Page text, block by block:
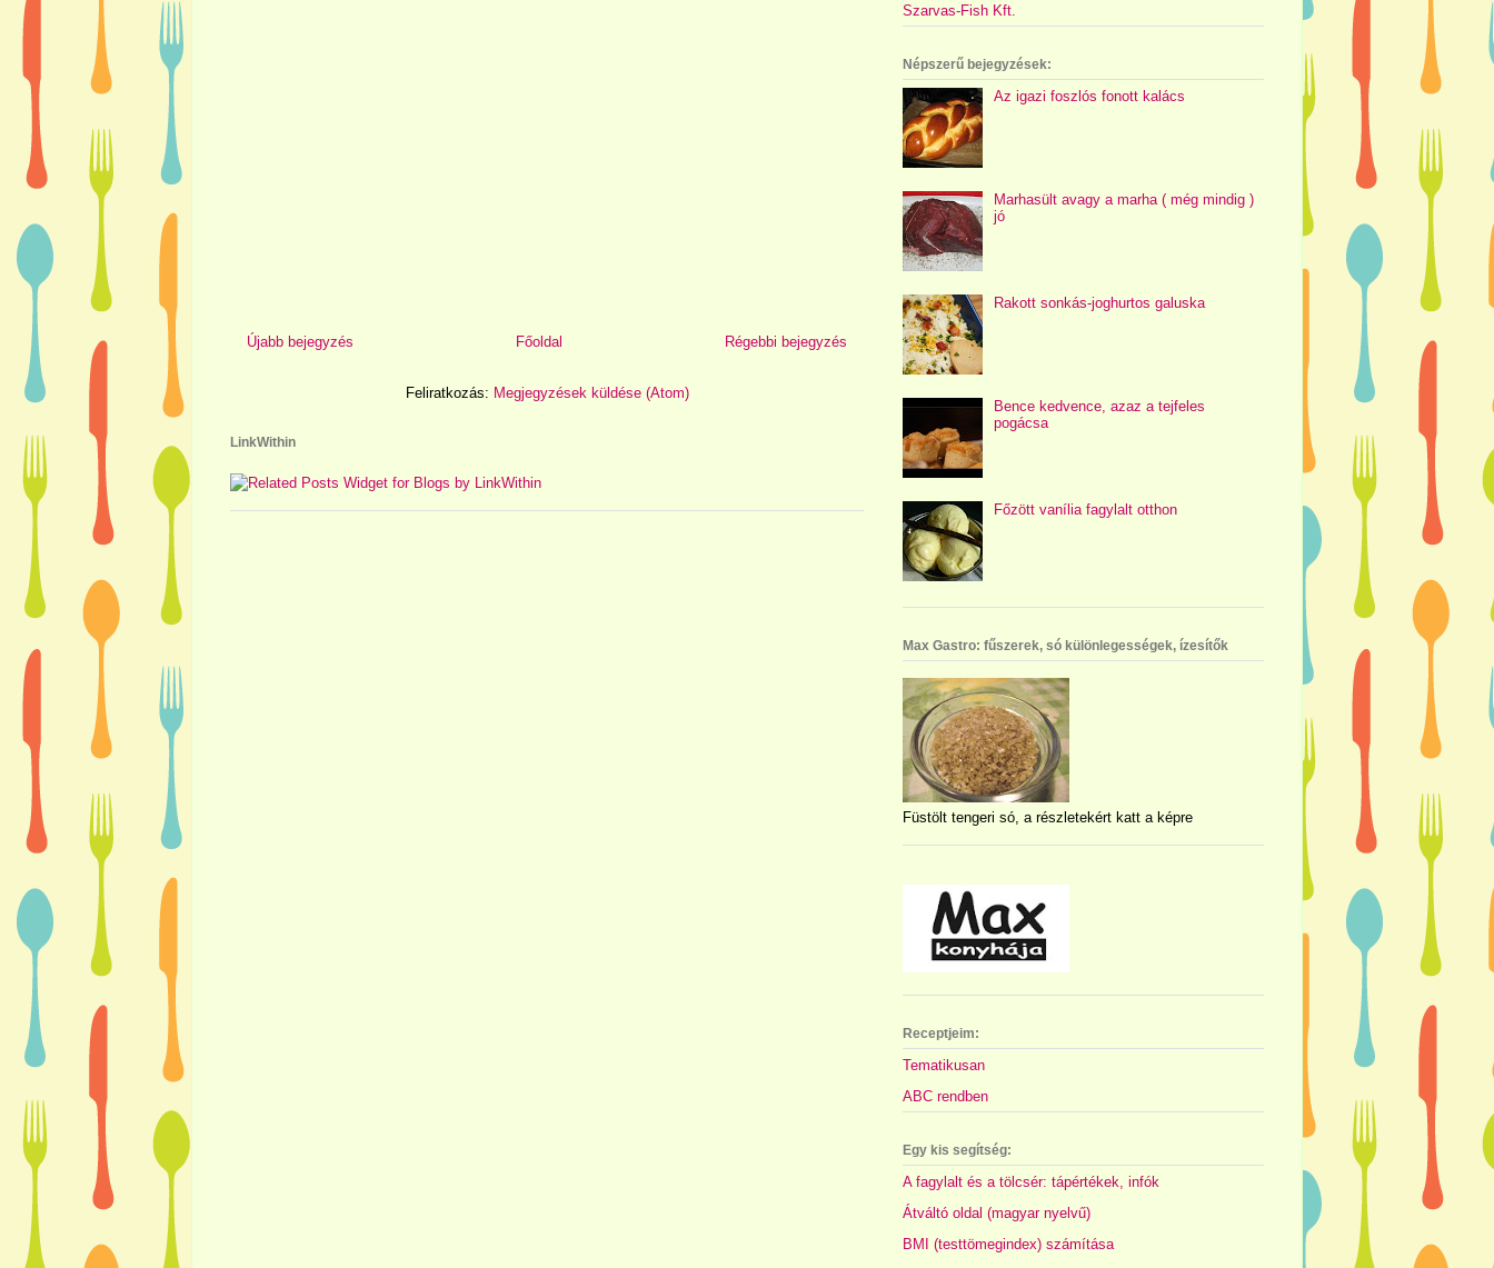
Újabb bejegyzés Régebbi bejegyzés
Főoldal
Feliratkozás: Megjegyzések küldése (Atom)
LinkWithin
Szarvas-Fish Kft.
Népszerű bejegyzések:
Az igazi foszlós fonott kalács
Marhasült avagy a marha ( még mindig )
jó
Rakott sonkás-joghurtos galuska
Bence kedvence, azaz a tejfeles
pogácsa
Főzött vanília fagylalt otthon
Max Gastro: fűszerek, só különlegességek, ízesítők
Füstölt tengeri só, a részletekért katt a képre
Receptjeim:
Tematikusan
ABC rendben
Egy kis segítség:
A fagylalt és a tölcsér: tápértékek, infók
Átváltó oldal (magyar nyelvű)
BMI (testtömegindex) számítása